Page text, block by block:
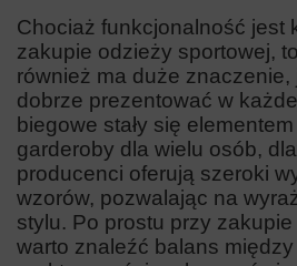
Chociaż funkcjonalność jest
zakupie odzieży sportowej,
również ma duże znaczenie,
dobrze prezentować w
biegowe stały się
garderoby dla wielu osób,
producenci oferują szeroki
wzorów, pozwalając na
stylu. Po prostu przy
warto znaleźć balans